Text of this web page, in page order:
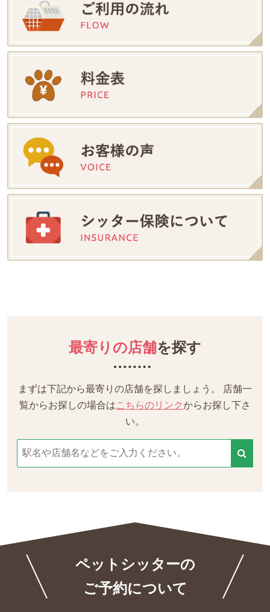
最寄りの店舗を探す
まずは下記から最寄りの店舗を探しましょう。
店舗一
覧からお探しの場合はこちらのリンクからお探し下さ
い。
ペットシッターの
ご予約について